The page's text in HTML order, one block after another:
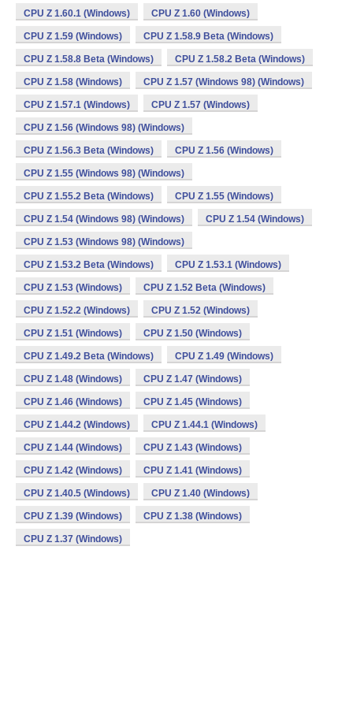
CPU Z 1.60.1 (Windows) CPU Z 1.60 (Windows)
CPU Z 1.59 (Windows) CPU Z 1.58.9 Beta (Windows)
CPU Z 1.58.8 Beta (Windows) CPU Z 1.58.2 Beta (Windows)
CPU Z 1.58 (Windows) CPU Z 1.57 (Windows 98) (Windows)
CPU Z 1.57.1 (Windows) CPU Z 1.57 (Windows)
CPU Z 1.56 (Windows 98) (Windows)
CPU Z 1.56.3 Beta (Windows) CPU Z 1.56 (Windows)
CPU Z 1.55 (Windows 98) (Windows)
CPU Z 1.55.2 Beta (Windows) CPU Z 1.55 (Windows)
CPU Z 1.54 (Windows 98) (Windows) CPU Z 1.54 (Windows)
CPU Z 1.53 (Windows 98) (Windows)
CPU Z 1.53.2 Beta (Windows) CPU Z 1.53.1 (Windows)
CPU Z 1.53 (Windows) CPU Z 1.52 Beta (Windows)
CPU Z 1.52.2 (Windows) CPU Z 1.52 (Windows)
CPU Z 1.51 (Windows) CPU Z 1.50 (Windows)
CPU Z 1.49.2 Beta (Windows) CPU Z 1.49 (Windows)
CPU Z 1.48 (Windows) CPU Z 1.47 (Windows)
CPU Z 1.46 (Windows) CPU Z 1.45 (Windows)
CPU Z 1.44.2 (Windows) CPU Z 1.44.1 (Windows)
CPU Z 1.44 (Windows) CPU Z 1.43 (Windows)
CPU Z 1.42 (Windows) CPU Z 1.41 (Windows)
CPU Z 1.40.5 (Windows) CPU Z 1.40 (Windows)
CPU Z 1.39 (Windows) CPU Z 1.38 (Windows)
CPU Z 1.37 (Windows)